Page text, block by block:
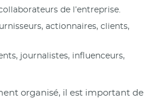
de l’entreprise.
actionnaires, clients,
journalistes, influenceurs,
organisé, il est important de